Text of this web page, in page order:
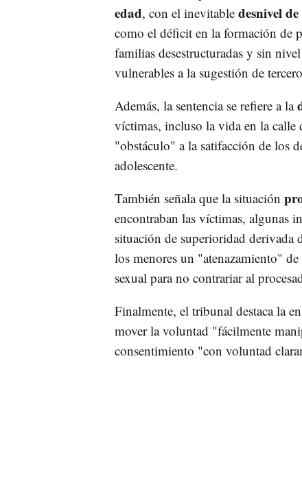
edad, con el inevitable desnivel
como el déficit en la formación de
familias desestructuradas y sin
vulnerables a la sugestión de
Además, la sentencia se refiere a la
víctimas, incluso la vida en la calle
"obstáculo" a la satifacción de los
adolescente.
También señala que la situación
encontraban las víctimas, algunas
situación de superioridad derivada
los menores un "atenazamiento"
sexual para no contrariar al
Finalmente, el tribunal destaca la
mover la voluntad "fácilmente
consentimiento "con voluntad